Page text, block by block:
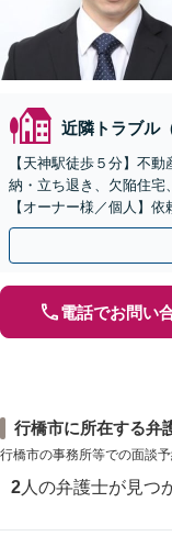
近隣トラブル
【天神駅徒歩５分】不
納・立ち退き、欠陥住宅
【オーナー様／個人】
交渉いたします。まずは
電話でお問い
行橋市に所在する弁
行橋市の事務所等での面談予
2 人の弁護士が見つ